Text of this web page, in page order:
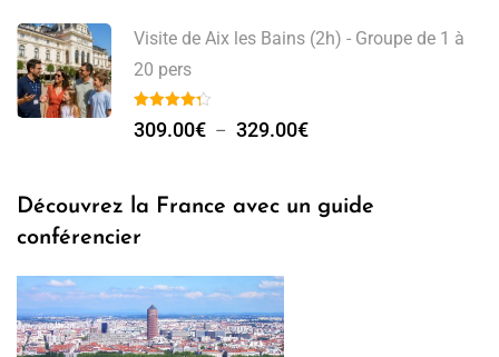
Visite de Aix les Bains (2h) - Groupe de 1 à
20 pers
309.00€ – 329.00€
Découvrez la France avec un guide
conférencier